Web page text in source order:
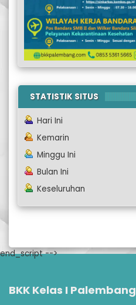
STATISTIK SITUS
Hari Ini
Kemarin
Minggu Ini
Bulan Ini
Keseluruhan
end_script -->
BKK Kelas I Palembang